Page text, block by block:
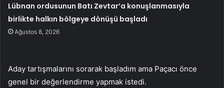
Lübnan ordusunun Batı Zevtar’a konuşlanmasıyla
birlikte halkın bölgeye dönüşü başladı
Ağustos 8, 2026
Aday tartışmalarını sorarak başladım ama Paçacı önce
genel bir değerlendirme yapmak istedi.